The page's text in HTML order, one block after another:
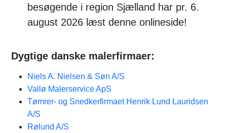
besøgende i region Sjælland har pr. 6.
august 2026 læst denne onlineside!
Dygtige danske malerfirmaer:
Niels A. Nielsen & Søn A/S
Vallø Malerservice ApS
Tømrer- og Snedkerfirmaet Henrik Lund Lauridsen
A/S
Rølund A/S